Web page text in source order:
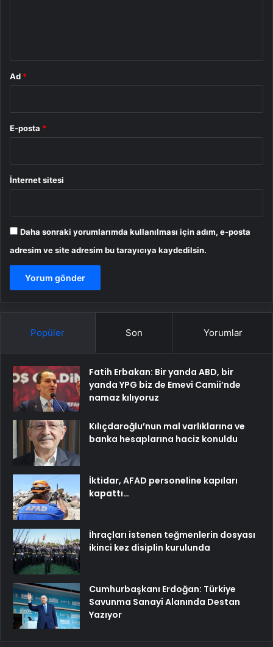
Ad *
E-posta *
İnternet sitesi
Daha sonraki yorumlarımda kullanılması için adım, e-posta
adresim ve site adresim bu tarayıcıya kaydedilsin.
Popüler Son Yorumlar
Fatih Erbakan: Bir yanda ABD, bir
yanda YPG biz de Emevi Camii’nde
namaz kılıyoruz
Kılıçdaroğlu’nun mal varlıklarına ve
banka hesaplarına haciz konuldu
İktidar, AFAD personeline kapıları
kapattı…
İhraçları istenen teğmenlerin dosyası
ikinci kez disiplin kurulunda
Cumhurbaşkanı Erdoğan: Türkiye
Savunma Sanayi Alanında Destan
Yazıyor